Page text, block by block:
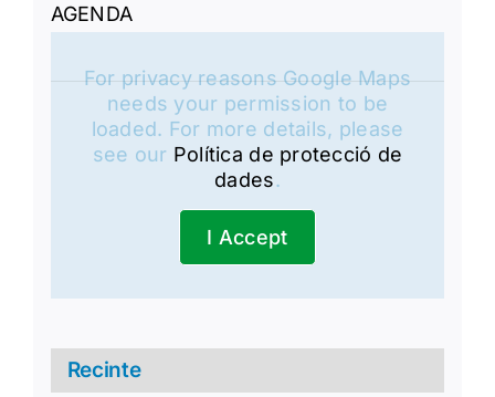
AGENDA
Recinte
For privacy reasons Google Maps
needs your permission to be
loaded. For more details, please
see our Política de protecció de
dades.
I Accept